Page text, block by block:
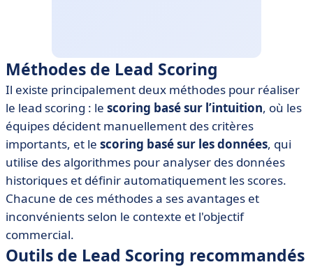
Méthodes de Lead Scoring
Il existe principalement deux méthodes pour réaliser
le lead scoring : le scoring basé sur l’intuition, où les
équipes décident manuellement des critères
importants, et le scoring basé sur les données, qui
utilise des algorithmes pour analyser des données
historiques et définir automatiquement les scores.
Chacune de ces méthodes a ses avantages et
inconvénients selon le contexte et l'objectif
commercial.
Outils de Lead Scoring recommandés